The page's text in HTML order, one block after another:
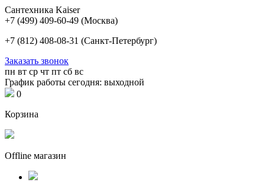
Сантехника Kaiser
+7 (499) 409-60-49 (Москва)
+7 (812) 408-08-31 (Санкт-Петербург)
Заказать звонок
пн вт ср чт пт сб вс
График работы сегодня: выходной
0
Корзина
Offline магазин